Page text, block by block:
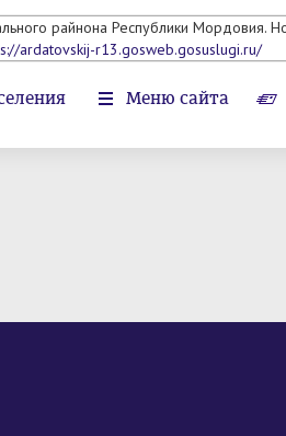
райнона Республики
ardatovskij-r13.gosweb.gosuslugi.ru/
Меню сайта